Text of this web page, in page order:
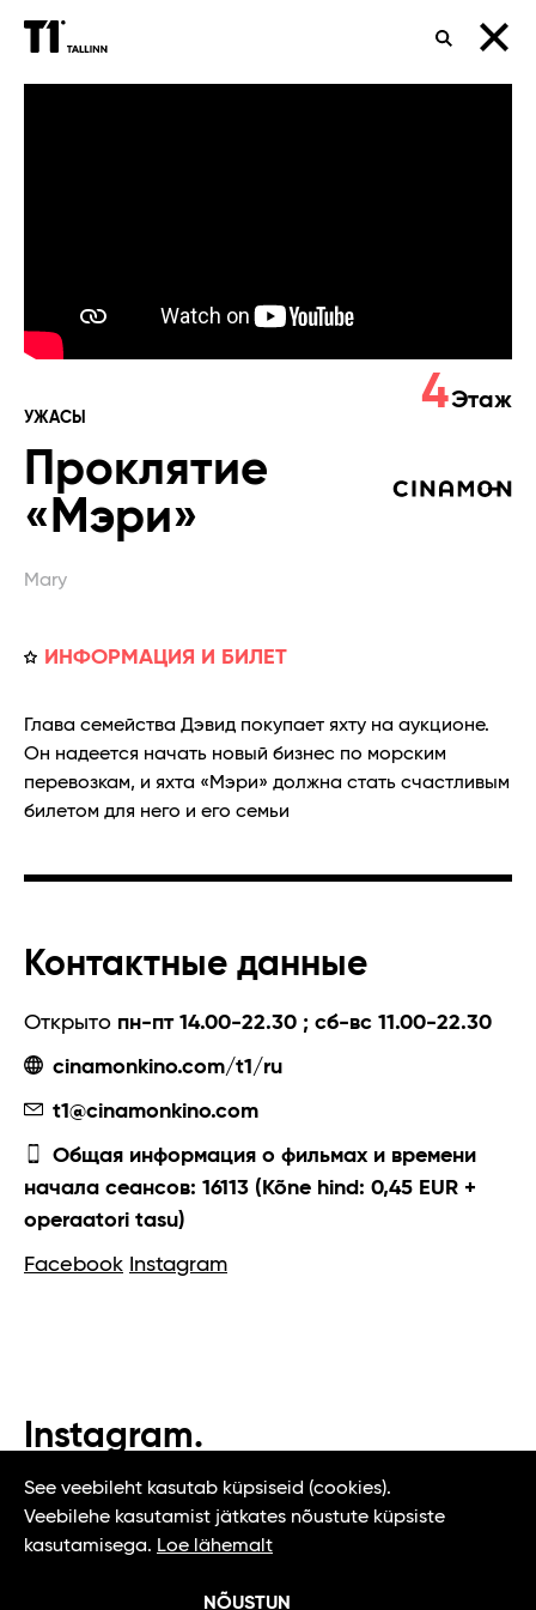
ПОИСК
УЖАСЫ
Проклятие
«Мэри»
Mary
ИНФОРМАЦИЯ И БИЛЕТ
4Этаж
Глава семейства Дэвид покупает яхту на аукционе.
Он надеется начать новый бизнес по морским
перевозкам, и яхта «Мэри» должна стать счастливым
билетом для него и его семьи
Контактные данные
Открыто пн-пт 14.00-22.30 ; сб-вс 11.00-22.30
cinamonkino.com/t1/ru
t1@cinamonkino.com
Общая информация о фильмах и времени
начала сеансов: 16113 (Kõne hind: 0,45 EUR +
operaatori tasu)
Facebook Instagram
Instagram.
#t1tallinn #tasteoftallinn
See veebileht kasutab küpsiseid (cookies).
Veebilehe kasutamist jätkates nõustute küpsiste
kasutamisega. Loe lähemalt
NÕUSTUN